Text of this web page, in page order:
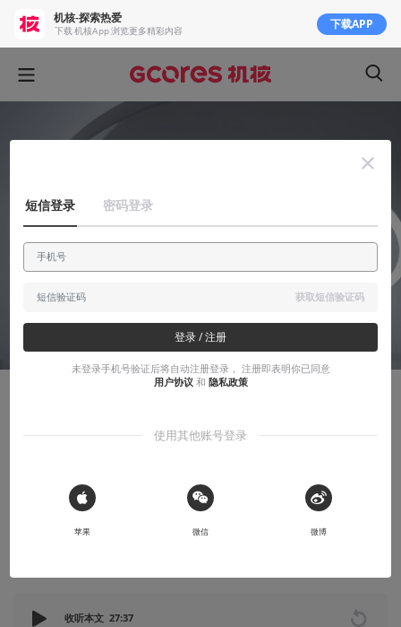
科幻短篇丨得克萨斯没有风暴
收听本文 27:37
机核-探索热爱
下载 机核App 浏览更多精彩内容 下载APP
短信登录 密码登录
获取短信验证码
登录 / 注册
未登录手机号验证后将自动注册登录， 注册即表明你已同意
用户协议 和 隐私政策
使用其他账号登录
 Sign in with Apple
苹果 微信 微博